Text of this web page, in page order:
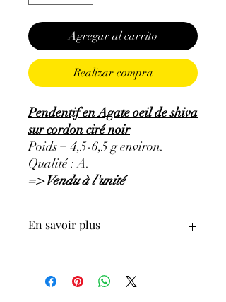
Agregar al carrito
Realizar compra
Pendentif en Agate oeil de shiva
sur cordon ciré noir
Poids = 4,5-6,5 g environ.
Qualité : A.
=> Vendu à l'unité
En savoir plus
Minéraux en Lithothérapie n'exclut en
aucun cas la poursuite d'un traitement